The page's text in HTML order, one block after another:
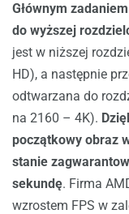
Głównym
do wyższej
jest w niższej
HD), a następnie
odtwarzana do
na 2160 – 4K).
początkowy obraz
stanie
sekundę. Firma
wzrostem FPS w